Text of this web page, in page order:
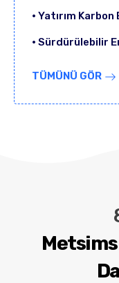
• Yatırım
• Sürdürülebilir
TÜMÜNÜ GÖR